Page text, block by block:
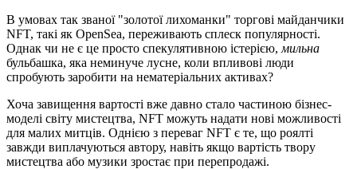
В умовах так званої "золотої лихоманки" торгові майданчики
NFT, такі як OpenSea, переживають сплеск популярності.
Однак чи не є це просто спекулятивною істерією, мильна
бульбашка, яка неминуче лусне, коли впливові люди
спробують заробити на нематеріальних активах?
Хоча завищення вартості вже давно стало частиною бізнес-
моделі світу мистецтва, NFT можуть надати нові можливості
для малих митців. Однією з переваг NFT є те, що роялті
завжди виплачуються автору, навіть якщо вартість твору
мистецтва або музики зростає при перепродажі.